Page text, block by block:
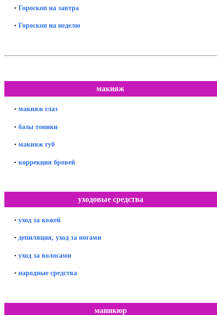
• Гороскоп на завтра
• Гороскоп на неделю
макияж
• макияж глаз
• базы тоники
• макияж губ
• коррекция бровей
уходовые средства
• уход за кожей
• депиляция, уход за ногами
• уход за волосами
• народные средства
маникюр